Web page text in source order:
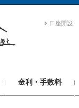
口座開設
金利・手数料